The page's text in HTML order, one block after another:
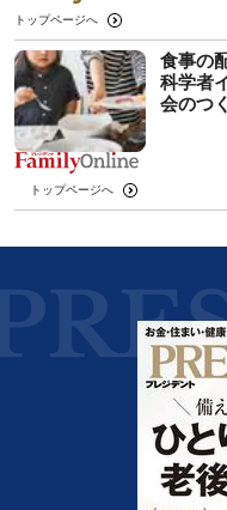
トップページへ
食事の
科学者
会のつ
トップページへ